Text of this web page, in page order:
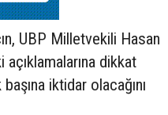
UBP Milletvekili Hasan
dikkat
iktidar olacağını